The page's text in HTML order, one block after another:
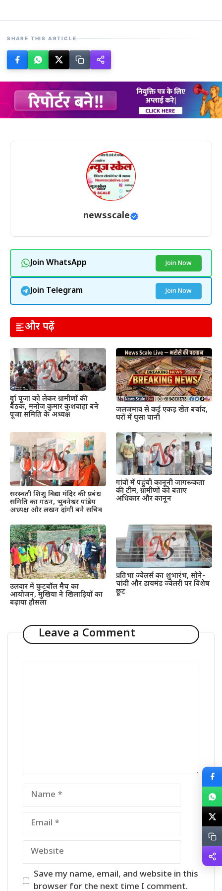
SHARE THIS ARTICLE
newsscale
Join WhatsApp Join Now
Join Telegram Join Now
और पढ़ें
दुर्गा पूजा को लेकर ग्रामीणों की
बैठक, मनोज कुमार कुशवाहा बने
पूजा समिति के अध्यक्ष
जलजमाव से कई एकड़ खेत बर्बाद,
घरों में घुसा पानी
सरस्वती शिशु विद्या मंदिर की प्रबंध
समिति का गठन, भुवनेश्वर पांडेय
अध्यक्ष और लखन दांगी बने सचिव
गांवों में पहुंची कानूनी जागरूकता
की टीम, ग्रामीणों को बताए
अधिकार और कानून
उलवार में फुटबॉल मैच का
आयोजन, मुखिया ने खिलाड़ियों का
बढ़ाया हौसला
प्रतिभा ज्वेलर्स का शुभारंभ, सोने-
चांदी और डायमंड ज्वेलरी पर विशेष
छूट
Leave a Comment
Name
Email
Website
Save my name, email, and website in this
browser for the next time I comment.